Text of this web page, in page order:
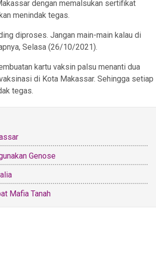
dengan memalsukan sertifikat
menindak tegas.
diproses. Jangan main-main kalau di
Selasa (26/10/2021).
kartu vaksin palsu menanti dua
di Kota Makassar. Sehingga setiap
tegas.
Genose
Mafia Tanah